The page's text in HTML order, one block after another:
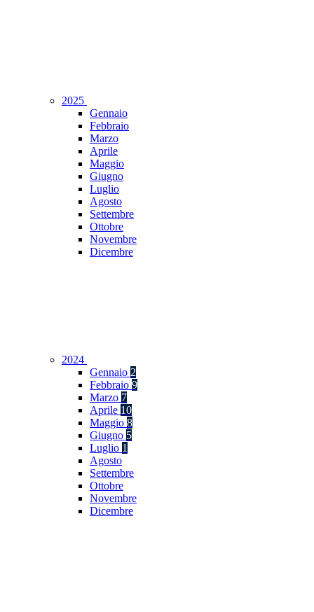
2025
Gennaio
Febbraio
Marzo
Aprile
Maggio
Giugno
Luglio
Agosto
Settembre
Ottobre
Novembre
Dicembre
2024
Gennaio 2
Febbraio 9
Marzo 7
Aprile 10
Maggio 8
Giugno 5
Luglio 1
Agosto
Settembre
Ottobre
Novembre
Dicembre